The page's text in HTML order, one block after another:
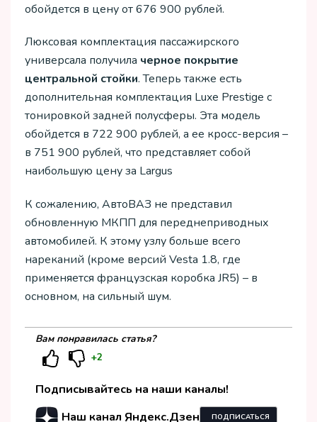
обойдется в цену от 676 900 рублей.
Люксовая комплектация пассажирского
универсала получила черное покрытие
центральной стойки. Теперь также есть
дополнительная комплектация Luxe Prestige с
тонировкой задней полусферы. Эта модель
обойдется в 722 900 рублей, а ее кросс-версия –
в 751 900 рублей, что представляет собой
наибольшую цену за Largus
К сожалению, АвтоВАЗ не представил
обновленную МКПП для переднеприводных
автомобилей. К этому узлу больше всего
нареканий (кроме версий Vesta 1.8, где
применяется французская коробка JR5) – в
основном, на сильный шум.
Вам понравилась статья?
+2
Подписывайтесь на наши каналы!
Наш канал Яндекс.Дзен
ПОДПИСАТЬСЯ